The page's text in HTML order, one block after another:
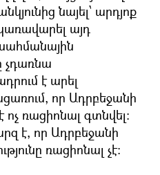
նայել՝ արդյոք
այդ
չդառնա
է արել
որ Ադրբեջանի
ոչ ռացիոնալ գտնվել:
է, որ Ադրբեջանի
ռացիոնալ չէ: